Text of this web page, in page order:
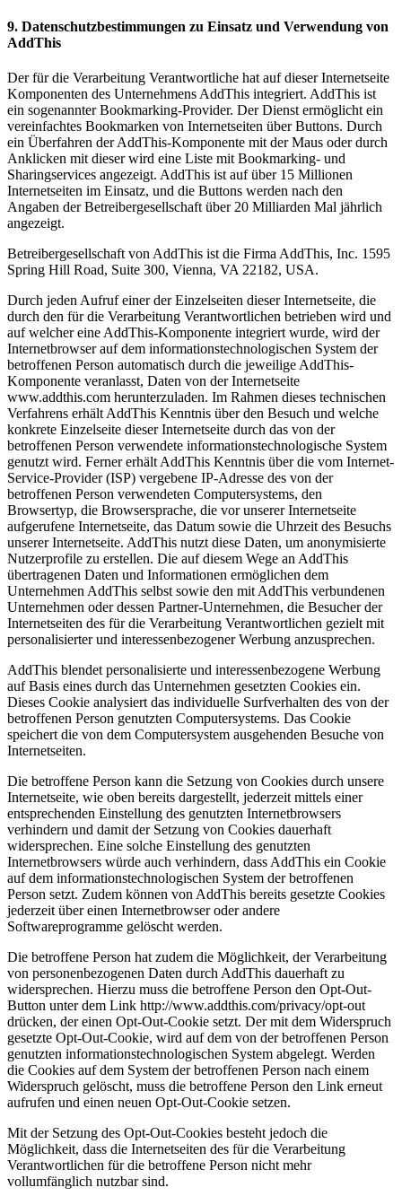
9. Datenschutzbestimmungen zu Einsatz und Verwendung von
AddThis
Der für die Verarbeitung Verantwortliche hat auf dieser Internetseite
Komponenten des Unternehmens AddThis integriert. AddThis ist
ein sogenannter Bookmarking-Provider. Der Dienst ermöglicht ein
vereinfachtes Bookmarken von Internetseiten über Buttons. Durch
ein Überfahren der AddThis-Komponente mit der Maus oder durch
Anklicken mit dieser wird eine Liste mit Bookmarking- und
Sharingservices angezeigt. AddThis ist auf über 15 Millionen
Internetseiten im Einsatz, und die Buttons werden nach den
Angaben der Betreibergesellschaft über 20 Milliarden Mal jährlich
angezeigt.
Betreibergesellschaft von AddThis ist die Firma AddThis, Inc. 1595
Spring Hill Road, Suite 300, Vienna, VA 22182, USA.
Durch jeden Aufruf einer der Einzelseiten dieser Internetseite, die
durch den für die Verarbeitung Verantwortlichen betrieben wird und
auf welcher eine AddThis-Komponente integriert wurde, wird der
Internetbrowser auf dem informationstechnologischen System der
betroffenen Person automatisch durch die jeweilige AddThis-
Komponente veranlasst, Daten von der Internetseite
www.addthis.com herunterzuladen. Im Rahmen dieses technischen
Verfahrens erhält AddThis Kenntnis über den Besuch und welche
konkrete Einzelseite dieser Internetseite durch das von der
betroffenen Person verwendete informationstechnologische System
genutzt wird. Ferner erhält AddThis Kenntnis über die vom Internet-
Service-Provider (ISP) vergebene IP-Adresse des von der
betroffenen Person verwendeten Computersystems, den
Browsertyp, die Browsersprache, die vor unserer Internetseite
aufgerufene Internetseite, das Datum sowie die Uhrzeit des Besuchs
unserer Internetseite. AddThis nutzt diese Daten, um anonymisierte
Nutzerprofile zu erstellen. Die auf diesem Wege an AddThis
übertragenen Daten und Informationen ermöglichen dem
Unternehmen AddThis selbst sowie den mit AddThis verbundenen
Unternehmen oder dessen Partner-Unternehmen, die Besucher der
Internetseiten des für die Verarbeitung Verantwortlichen gezielt mit
personalisierter und interessenbezogener Werbung anzusprechen.
AddThis blendet personalisierte und interessenbezogene Werbung
auf Basis eines durch das Unternehmen gesetzten Cookies ein.
Dieses Cookie analysiert das individuelle Surfverhalten des von der
betroffenen Person genutzten Computersystems. Das Cookie
speichert die von dem Computersystem ausgehenden Besuche von
Internetseiten.
Die betroffene Person kann die Setzung von Cookies durch unsere
Internetseite, wie oben bereits dargestellt, jederzeit mittels einer
entsprechenden Einstellung des genutzten Internetbrowsers
verhindern und damit der Setzung von Cookies dauerhaft
widersprechen. Eine solche Einstellung des genutzten
Internetbrowsers würde auch verhindern, dass AddThis ein Cookie
auf dem informationstechnologischen System der betroffenen
Person setzt. Zudem können von AddThis bereits gesetzte Cookies
jederzeit über einen Internetbrowser oder andere
Softwareprogramme gelöscht werden.
Die betroffene Person hat zudem die Möglichkeit, der Verarbeitung
von personenbezogenen Daten durch AddThis dauerhaft zu
widersprechen. Hierzu muss die betroffene Person den Opt-Out-
Button unter dem Link http://www.addthis.com/privacy/opt-out
drücken, der einen Opt-Out-Cookie setzt. Der mit dem Widerspruch
gesetzte Opt-Out-Cookie, wird auf dem von der betroffenen Person
genutzten informationstechnologischen System abgelegt. Werden
die Cookies auf dem System der betroffenen Person nach einem
Widerspruch gelöscht, muss die betroffene Person den Link erneut
aufrufen und einen neuen Opt-Out-Cookie setzen.
Mit der Setzung des Opt-Out-Cookies besteht jedoch die
Möglichkeit, dass die Internetseiten des für die Verarbeitung
Verantwortlichen für die betroffene Person nicht mehr
vollumfänglich nutzbar sind.